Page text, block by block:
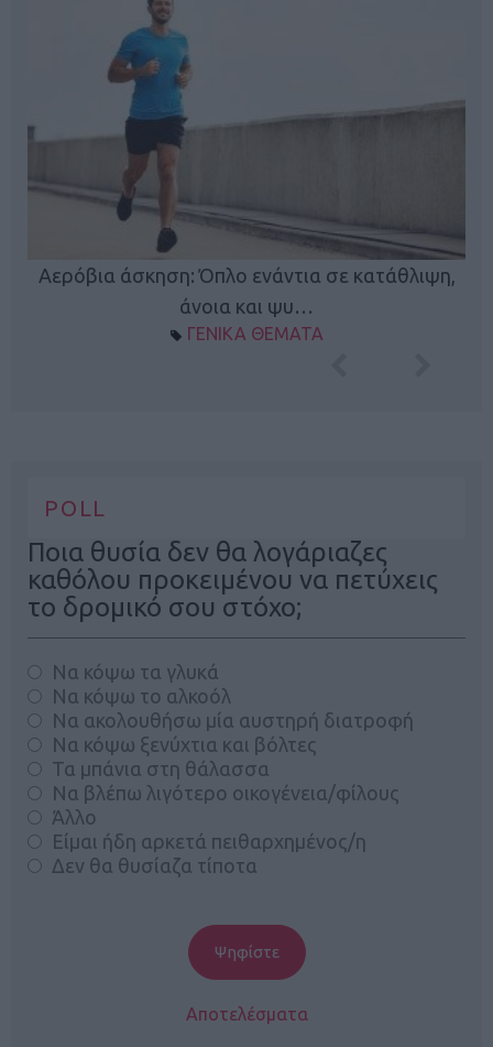
Αερόβια άσκηση: Όπλο ενάντια σε κατάθλιψη,
άνοια και ψυ…
ΓΕΝΙΚΑ ΘΕΜΑΤΑ
POLL
Ποια θυσία δεν θα λογάριαζες
καθόλου προκειμένου να πετύχεις
το δρομικό σου στόχο;
Να κόψω τα γλυκά
Να κόψω το αλκοόλ
Να ακολουθήσω μία αυστηρή διατροφή
Να κόψω ξενύχτια και βόλτες
Τα μπάνια στη θάλασσα
Να βλέπω λιγότερο οικογένεια/φίλους
Άλλο
Είμαι ήδη αρκετά πειθαρχημένος/η
Δεν θα θυσίαζα τίποτα
Αποτελέσματα